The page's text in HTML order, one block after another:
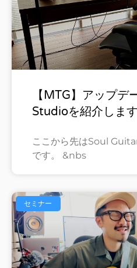
【MTG】アップ
Studioを紹介します
ここから先はSoul
です。 &nbs
セミナー